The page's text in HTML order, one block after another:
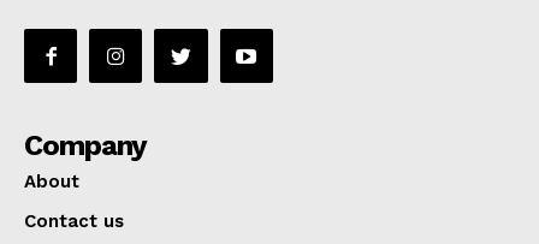
Company
About
Contact us